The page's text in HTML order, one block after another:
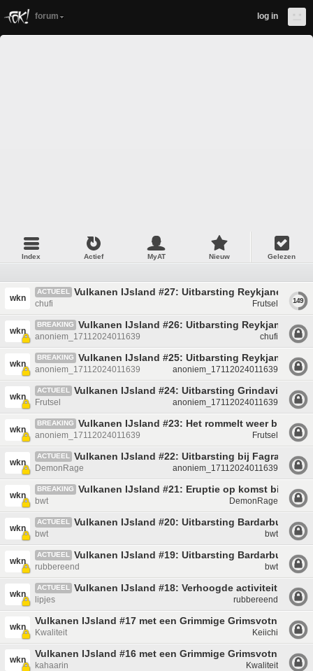
forum log in
Index Actief MyAT Nieuw Gelezen
wkn
ACTUEEL Vulkanen IJsland #27: Uitbarsting Reykjanes
chufi Frutsel 149
wkn
BREAKING Vulkanen IJsland #26: Uitbarsting Reykjanes
anoniem_17112024011639 chufi
wkn
BREAKING Vulkanen IJsland #25: Uitbarsting Reykjanes
anoniem_17112024011639 anoniem_17112024011639
wkn
ACTUEEL Vulkanen IJsland #24: Uitbarsting Grindavik
Frutsel anoniem_17112024011639
wkn
BREAKING Vulkanen IJsland #23: Het rommelt weer bij
anoniem_17112024011639 Frutsel
wkn
ACTUEEL Vulkanen IJsland #22: Uitbarsting bij
DemonRage anoniem_17112024011639
wkn
BREAKING Vulkanen IJsland #21: Eruptie op komst bij
bwt DemonRage
wkn
ACTUEEL Vulkanen IJsland #20: Uitbarsting Bardarbunga
bwt bwt
wkn
ACTUEEL Vulkanen IJsland #19: Uitbarsting Bardarbunga
rubbereend bwt
wkn
ACTUEEL Vulkanen IJsland #18: Verhoogde activiteit bij
lipjes rubbereend
wkn
Vulkanen IJsland #17 met een Grimmige Grimsvotn
Kwaliteit Keiichi
wkn
Vulkanen IJsland #16 met een Grimmige Grimsvotn.
kahaarin Kwaliteit